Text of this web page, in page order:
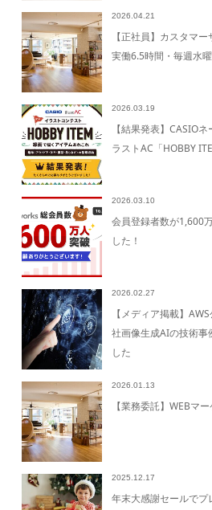
2026.04.21
【正社員】カスタマー
実働6.5時間・毎週水
2026.03.19
【結果発表】CASIO
ラストAC「HOBBY
2026.03.10
会員登録者数が1,600
した！
2026.02.27
【メディア掲載】
社画像生成AIの技術事
した
2026.01.13
【業務委託】WEBマ
2025.12.17
年末大感謝セールでプ